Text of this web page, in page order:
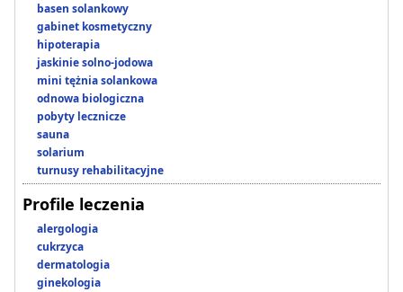
basen solankowy
gabinet kosmetyczny
hipoterapia
jaskinie solno-jodowa
mini tężnia solankowa
odnowa biologiczna
pobyty lecznicze
sauna
solarium
turnusy rehabilitacyjne
Profile leczenia
alergologia
cukrzyca
dermatologia
ginekologia